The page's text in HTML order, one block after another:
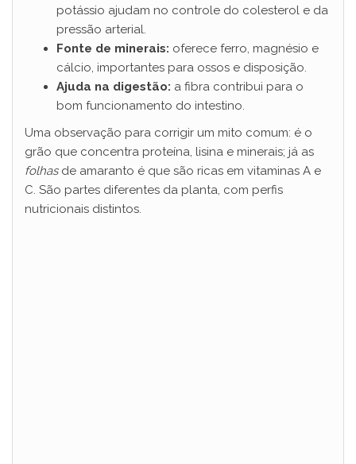
potássio ajudam no controle do colesterol e da
pressão arterial.
Fonte de minerais: oferece ferro, magnésio e
cálcio, importantes para ossos e disposição.
Ajuda na digestão: a fibra contribui para o
bom funcionamento do intestino.
Uma observação para corrigir um mito comum: é o
grão que concentra proteína, lisina e minerais; já as
folhasde amaranto é que são ricas em vitaminas A e
C. São partes diferentes da planta, com perfis
nutricionais distintos.